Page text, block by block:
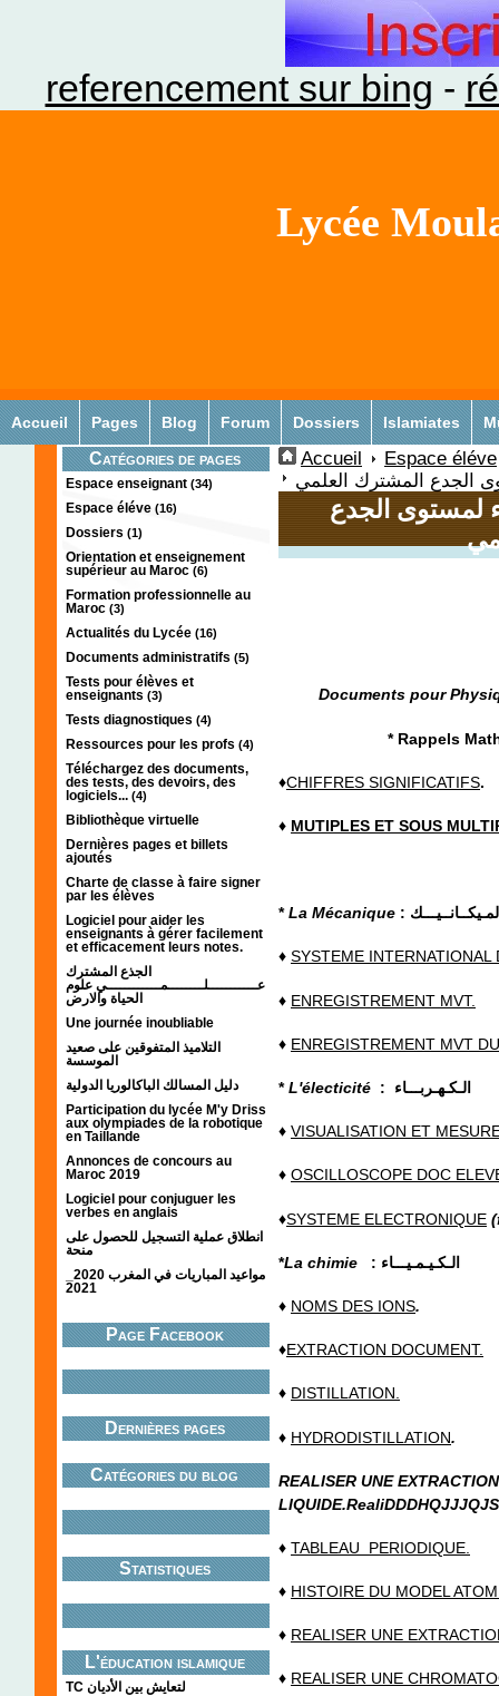
referencement sur bing -
Lycée
Accueil Pages Blog Forum Dossiers Islamiates
Catégories de pages
Espace enseignant (34)
Espace éléve (16)
Dossiers (1)
Orientation et enseignement
supérieur au Maroc (6)
Formation professionnelle au
Maroc (3)
Actualités du Lycée (16)
Documents administratifs (5)
Tests pour élèves et
enseignants (3)
Tests diagnostiques (4)
Ressources pour les profs (4)
Téléchargez des documents,
des tests, des devoirs, des
logiciels... (4)
Bibliothèque virtuelle
Dernières pages et billets
ajoutés
Charte de classe à faire signer
par les élèves
Logiciel pour aider les
enseignants à gérer facilement
et efficacement leurs notes.
الجذع المشترك
عـــــــــــلــــــــمــــــــــــي علوم
الحياة والارض
Une journée inoubliable
التلاميذ المتفوقين على صعيد
الموسسة
دليل المسالك الباكالوريا الدولية
Participation du lycée M'y Driss
aux olympiades de la robotique
en Taillande
Annonces de concours au
Maroc 2019
Logiciel pour conjuguer les
verbes en anglais
انطلاق عملية التسجيل للحصول على
منحة
2021
Page Facebook
Dernières pages
Catégories du blog
Statistiques
L'éducation islamique
TC لتعايش بين الأديان
Accueil Espace éléve
لمستوى الجدع
Documents pour
♦CHIFFRES SIGNIFICATIFS.
♦ MUTIPLES ET SOUS
*La Mécanique :
♦ SYSTEME INTERNATIONAL
♦ ENREGISTREMENT MVT.
♦ ENREGISTREMENT MVT
*L'électicité :
♦ VISUALISATION ET
♦ OSCILLOSCOPE DOC
♦SYSTEME ELECTRONIQUE
*La chimie :
♦ NOMS DES IONS.
♦EXTRACTION DOCUMENT.
♦ DISTILLATION.
♦ HYDRODISTILLATION.
REALISER UNE
♦ TABLEAU PERIODIQUE.
♦ HISTOIRE DU MODEL
♦ REALISER UNE
♦ REALISER UNE